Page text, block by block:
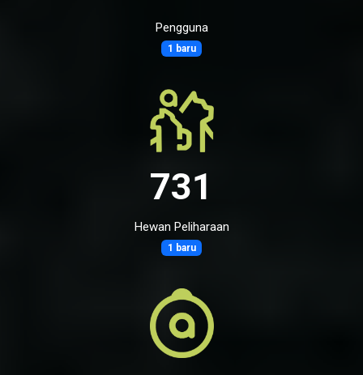
Pengguna
1 baru
731
Hewan Peliharaan
1 baru